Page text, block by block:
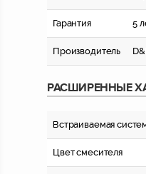
Гарантия 5
Производитель
РАСШИРЕННЫЕ
Встраиваемая
Цвет смесителя